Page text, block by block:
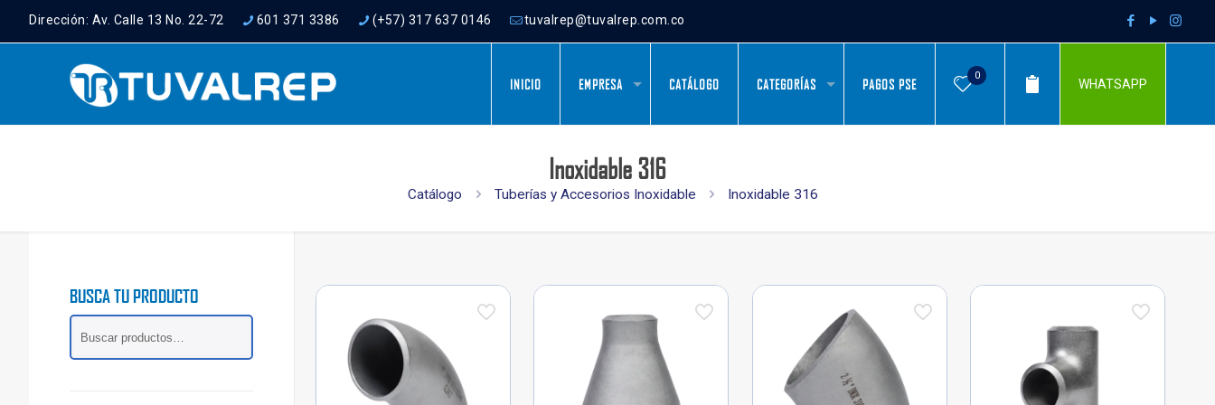
Dirección: Av. Calle 13 No. 22-72 601 371 3386 (+57) 317 637 0146 tuvalrep@tuvalrep.com.co
INICIO EMPRESA CATÁLOGO CATEGORÍAS PAGOS PSE
0
WHATSAPP
Inoxidable 316
Catálogo Tuberías y Accesorios Inoxidable Inoxidable 316
BUSCA TU PRODUCTO